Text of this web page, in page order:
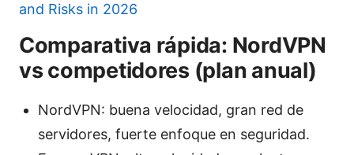
and Risks in 2026
Comparativa rápida: NordVPN
vs competidores (plan anual)
NordVPN: buena velocidad, gran red de
servidores, fuerte enfoque en seguridad.